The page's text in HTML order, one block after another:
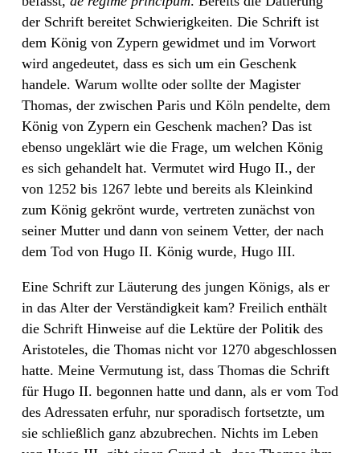
der Schrift bereitet Schwierigkeiten. Die Schrift ist
dem König von Zypern gewidmet und im Vorwort
wird angedeutet, dass es sich um ein Geschenk
handele. Warum wollte oder sollte der Magister
Thomas, der zwischen Paris und Köln pendelte, dem
König von Zypern ein Geschenk machen? Das ist
ebenso ungeklärt wie die Frage, um welchen König
es sich gehandelt hat. Vermutet wird Hugo II., der
von 1252 bis 1267 lebte und bereits als Kleinkind
zum König gekrönt wurde, vertreten zunächst von
seiner Mutter und dann von seinem Vetter, der nach
dem Tod von Hugo II. König wurde, Hugo III.
Eine Schrift zur Läuterung des jungen Königs, als er
in das Alter der Verständigkeit kam? Freilich enthält
die Schrift Hinweise auf die Lektüre der Politik des
Aristoteles, die Thomas nicht vor 1270 abgeschlossen
hatte. Meine Vermutung ist, dass Thomas die Schrift
für Hugo II. begonnen hatte und dann, als er vom Tod
des Adressaten erfuhr, nur sporadisch fortsetzte, um
sie schließlich ganz abzubrechen. Nichts im Leben